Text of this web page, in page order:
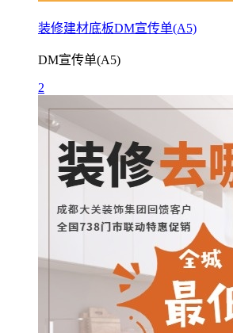
装修建材底板DM宣传单(A5)
DM宣传单(A5)
2